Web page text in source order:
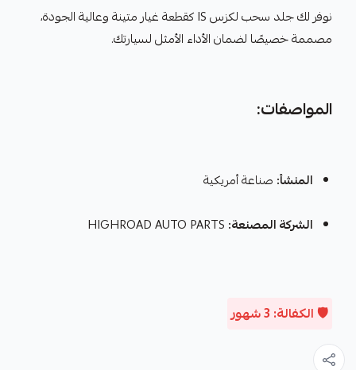
نوفر لك جلد سحب لكزس IS كقطعة غيار متينة وعالية الجودة،
مصممة خصيصًا لضمان الأداء الأمثل لسيارتك.
المواصفات:
المنشأ: صناعة أمريكية
الشركة المصنعة:
🛡️ الكفالة: 3 شهور